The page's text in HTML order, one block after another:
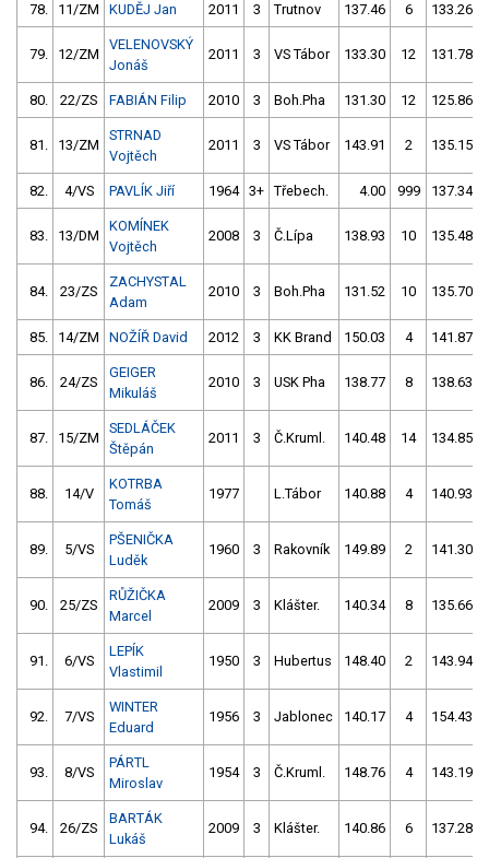
78. 11/ZM KUDĚJ Jan 2011 3 Trutnov 137.46 6 133.26
79. 12/ZM
VELENOVSKÝ
Jonáš
2011 3 VS Tábor 133.30 12 131.78
80. 22/ZS FABIÁN Filip 2010 3 Boh.Pha 131.30 12 125.86
81. 13/ZM
STRNAD
Vojtěch
2011 3 VS Tábor 143.91 2 135.15
82. 4/VS PAVLÍK Jiří 1964 3+ Třebech. 4.00 999 137.34
83. 13/DM
KOMÍNEK
Vojtěch
2008 3 Č.Lípa 138.93 10 135.48
84. 23/ZS
ZACHYSTAL
Adam
2010 3 Boh.Pha 131.52 10 135.70
85. 14/ZM NOŽÍŘ David 2012 3 KK Brand 150.03 4 141.87
86. 24/ZS
GEIGER
Mikuláš
2010 3 USK Pha 138.77 8 138.63
87. 15/ZM
SEDLÁČEK
Štěpán
2011 3 Č.Kruml. 140.48 14 134.85
88. 14/V
KOTRBA
Tomáš
1977 L.Tábor 140.88 4 140.93
89. 5/VS
PŠENIČKA
Luděk
1960 3 Rakovník 149.89 2 141.30
90. 25/ZS
RŮŽIČKA
Marcel
2009 3 Klášter. 140.34 8 135.66
91. 6/VS
LEPÍK
Vlastimil
1950 3 Hubertus 148.40 2 143.94
92. 7/VS
WINTER
Eduard
1956 3 Jablonec 140.17 4 154.43
93. 8/VS
PÁRTL
Miroslav
1954 3 Č.Kruml. 148.76 4 143.19
94. 26/ZS
BARTÁK
Lukáš
2009 3 Klášter. 140.86 6 137.28